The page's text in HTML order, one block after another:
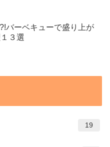
バーベキューで盛り上が
３選
19